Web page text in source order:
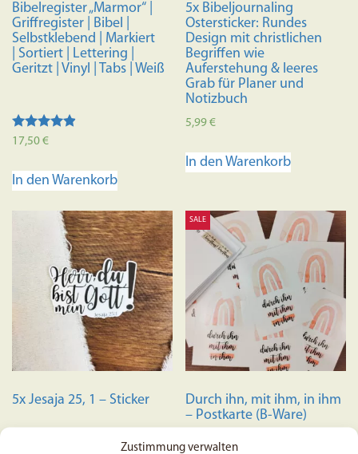
Zustimmung verwalten
gewählt
werden
Bibelregister „Marmor“ |
Griffregister | Bibel |
Selbstklebend | Markiert
| Sortiert | Lettering |
Geritzt | Vinyl | Tabs | Weiß
Bewertet
von 5
17,50€
In den Warenkorb
5x Bibeljournaling
Ostersticker: Rundes
Design mit christlichen
Begriffen wie
Auferstehung & leeres
Grab für Planer und
Notizbuch
5,99€
In den Warenkorb
5x Jesaja 25, 1 – Sticker
SALE
Durch ihn, mit ihm, in ihm
– Postkarte (B-Ware)